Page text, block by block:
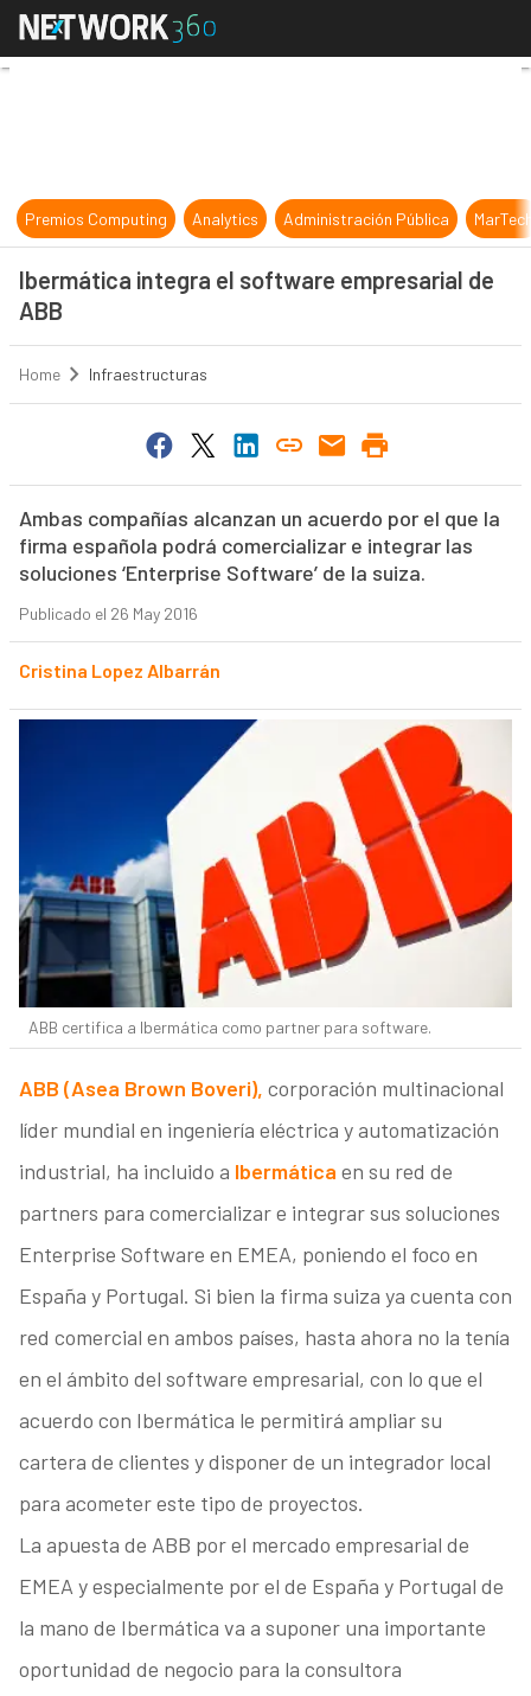
Ibermática integra el software
Premios Computing Analytics Administración Pública
Ibermática integra el software empresarial de
ABB
Home Infraestructuras
Ambas compañías alcanzan un acuerdo por el que la
firma española podrá comercializar e integrar las
soluciones ‘Enterprise Software’ de la suiza.
Publicado el 26 May 2016
Cristina Lopez Albarrán
ABB certifica a Ibermática como partner para software.
ABB (Asea Brown Boveri), corporación multinacional
líder mundial en ingeniería eléctrica y automatización
industrial, ha incluido a Ibermática en su red de
partners para comercializar e integrar sus soluciones
Enterprise Software en EMEA, poniendo el foco en
España y Portugal. Si bien la firma suiza ya cuenta con
red comercial en ambos países, hasta ahora no la tenía
en el ámbito del software empresarial, con lo que el
acuerdo con Ibermática le permitirá ampliar su
cartera de clientes y disponer de un integrador local
para acometer este tipo de proyectos.
La apuesta de ABB por el mercado empresarial de
EMEA y especialmente por el de España y Portugal de
la mano de Ibermática va a suponer una importante
oportunidad de negocio para la consultora